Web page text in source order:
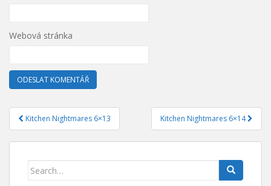
Webová stránka
Navigace pro příspěvek
Kitchen Nightmares 6×13 Kitchen Nightmares 6×14
Search for: